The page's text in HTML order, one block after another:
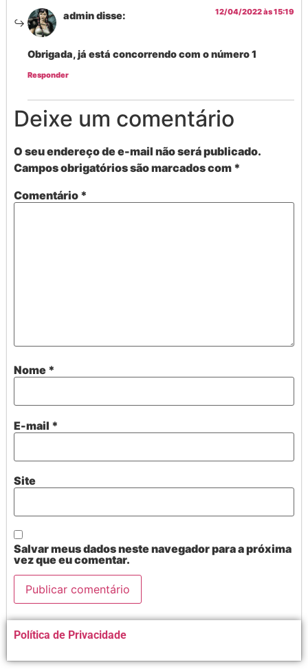
admindisse: 12/04/2022 às 15:19
Obrigada, já está concorrendo com o número 1
Responder
Deixe um comentário
O seu endereço de e-mail não será publicado.
Campos obrigatórios são marcados com *
Comentário *
Nome *
E-mail *
Site
Salvar meus dados neste navegador para a próxima
vez que eu comentar.
Alternative:
Política de Privacidade